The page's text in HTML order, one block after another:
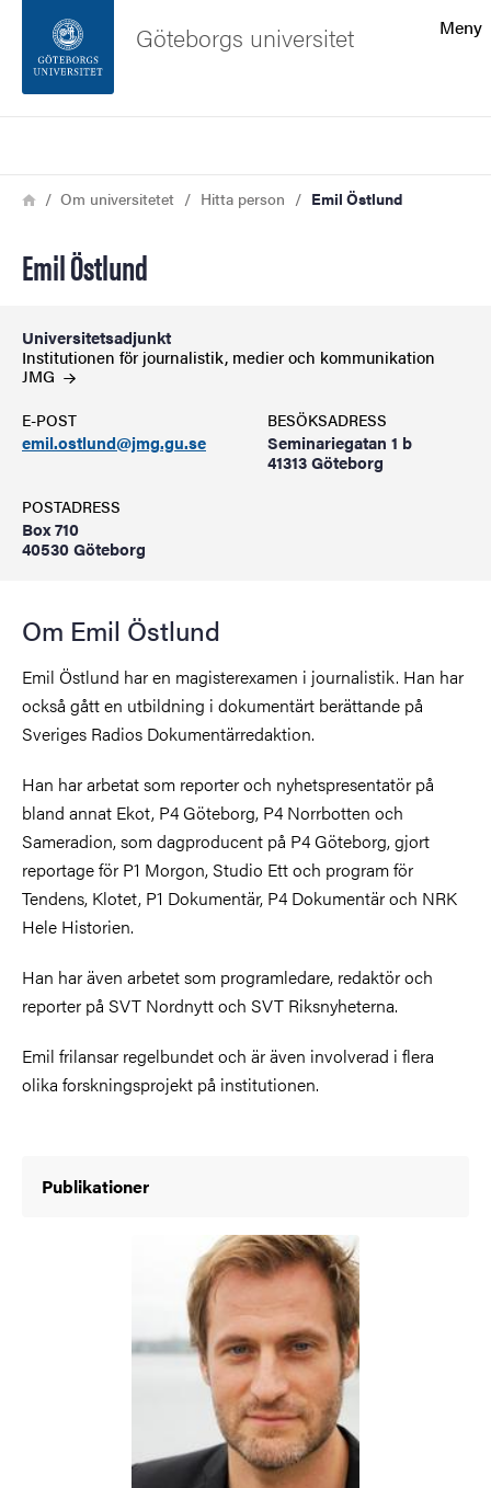
Sidfoten
Meny
Göteborgs universitet
Länkstig
HemOm universitetet Hitta person Emil Östlund
Emil Östlund
Universitetsadjunkt
Institutionen för journalistik, medier och kommunikation
JMG
E-POST
emil.ostlund@jmg.gu.se
BESÖKSADRESS
Seminariegatan 1 b
41313 Göteborg
POSTADRESS
Box 710
40530 Göteborg
Om Emil Östlund
Emil Östlund har en magisterexamen i journalistik. Han har
också gått en utbildning i dokumentärt berättande på
Sveriges Radios Dokumentärredaktion.
Han har arbetat som reporter och nyhetspresentatör på
bland annat Ekot, P4 Göteborg, P4 Norrbotten och
Sameradion, som dagproducent på P4 Göteborg, gjort
reportage för P1 Morgon, Studio Ett och program för
Tendens, Klotet, P1 Dokumentär, P4 Dokumentär och NRK
Hele Historien.
Han har även arbetet som programledare, redaktör och
reporter på SVT Nordnytt och SVT Riksnyheterna.
Emil frilansar regelbundet och är även involverad i flera
olika forskningsprojekt på institutionen.
Publikationer